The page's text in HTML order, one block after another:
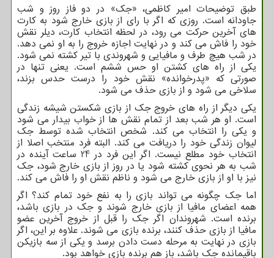
طبق توضیحات امیر کاظمی، «جک» در دو فاز روز و شب
جاودانه است. روزی که اگر با رای از بازی خارج شود به کارت
های آخرین حرکت می رود، در لحظه انتخاب کارت، دیلر نقش
خود را فاش می کند و در نهایت اجازه خروج را به او نمی دهد.
در شب هیچ طرف و مافیایی و شهروندی با تیر کشته نمی شود.
یکی از راه های کشتن او حس ششم است. یعنی تنها در
صورتی که «پدرخوانده» نقش خود را درست حدس بزند،
سلاخی می شود و از بازی حذف می شود.
یکی دیگر از راه های خروج جک از بازی شکستن شیشه زندگی
است. او هر شب بعد از تمام نقش ها از خواب بیدار می شود
و یکی را انتخاب می کند. شخص انتخاب شده توسط جک
لیوان زندگی خود را دریافت می کند. البته فرد منتخب اصلا از
انتخاب خود مطلع نیست. اگر این فرد در 24 ساعت آینده در
شب به هر نحوی کشته شود یا در روز از بازی خارج شود، جک
نیز با او از بازی خارج می شود و ناظم نقش او را فاش می کند.
اما جک چگونه می تواند بازی را به نفع خود تمام کند؟ اگر
همه اعضای مافیا از بازی خارج شوند و جک در بازی باشد،
برنده است. شهروندان اگر جک را قبل از خروج آخرین عضو
مافیا از بازی حذف کنند، برنده بازی می شوند. علاوه بر این، اگر
بازی در نهایت به مرحله دست دادن برسد و یکی از سه بازیکن
باقیمانده جک باشد، باز هم برنده بازی خواهد بود.